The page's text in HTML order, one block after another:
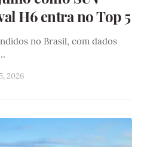
H6 entra no Top 5
no Brasil, com dados
2026